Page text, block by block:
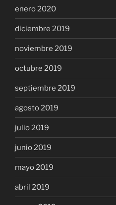
enero 2020
diciembre 2019
noviembre 2019
octubre 2019
septiembre 2019
agosto 2019
julio 2019
junio 2019
mayo 2019
abril 2019